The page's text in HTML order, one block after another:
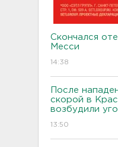
Скончался
Месси
14:38
После
скорой в
возбудили
13:50